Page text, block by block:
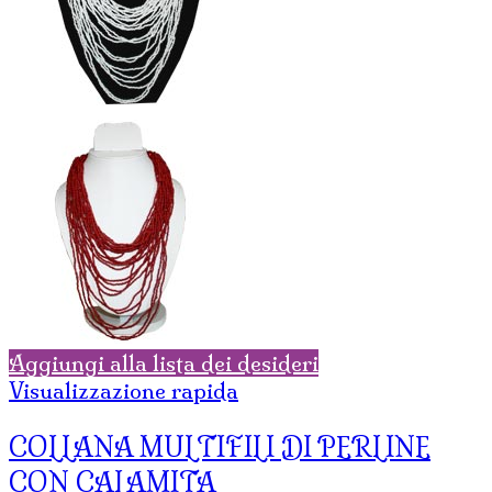
Aggiungi alla lista dei desideri
Visualizzazione rapida
COLLANA MULTIFILI DI PERLINE
CON CALAMITA